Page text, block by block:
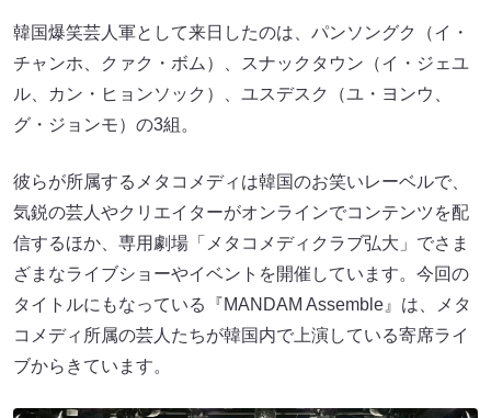
韓国爆笑芸人軍として来日したのは、パンソングク（イ・
チャンホ、クァク・ボム）、スナックタウン（イ・ジェユ
ル、カン・ヒョンソック）、ユスデスク（ユ・ヨンウ、
グ・ジョンモ）の3組。
彼らが所属するメタコメディは韓国のお笑いレーベルで、
気鋭の芸人やクリエイターがオンラインでコンテンツを配
信するほか、専用劇場「メタコメディクラブ弘大」でさま
ざまなライブショーやイベントを開催しています。今回の
タイトルにもなっている『MANDAM Assemble』は、メタ
コメディ所属の芸人たちが韓国内で上演している寄席ライ
ブからきています。